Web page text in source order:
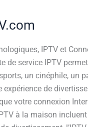
IPTV et
de service IPTV
un cinéphile, un
de
votre connexion
à la maison